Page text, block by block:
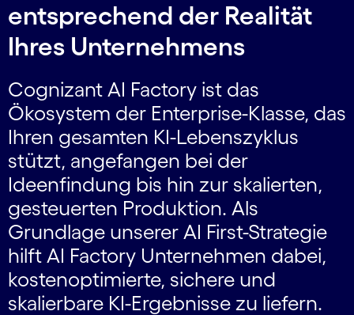
entsprechend der Realität
Ihres Unternehmens
Cognizant AI Factory ist das
Ökosystem der Enterprise-Klasse, das
Ihren gesamten KI-Lebenszyklus
stützt, angefangen bei der
Ideenfindung bis hin zur skalierten,
gesteuerten Produktion. Als
Grundlage unserer AI First-Strategie
hilft AI Factory Unternehmen dabei,
kostenoptimierte, sichere und
skalierbare KI-Ergebnisse zu liefern.